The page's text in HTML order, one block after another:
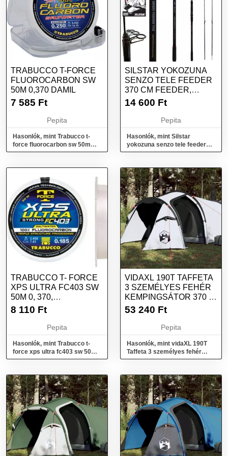
TRABUCCO T-FORCE
FLUOROCARBON SW
50M 0,370 DAMIL
7 585 Ft
Pepita
Hasonlók, mint Trabucco t-
force fluorocarbon sw 50m
0,370 damil
SILSTAR YOKOZUNA
SENZO TELE FEEDER
370 CM FEEDER,
PICKER HORGÁSZBOT
14 600 Ft
Pepita
Hasonlók, mint Silstar
yokozuna senzo tele feeder
370 cm feeder, picker
TRABUCCO T- FORCE
XPS ULTRA FC403 SW
50M 0, 370,
FLUROCARBON
8 110 Ft
Pepita
Hasonlók, mint Trabucco t-
force xps ultra fc403 sw 50m
0, 370, flurocarbon elők...
VIDAXL 190T TAFFETA
3 SZEMÉLYES FEHÉR
KEMPINGSÁTOR 370 X
185 X 116 CM
53 240 Ft
Pepita
Hasonlók, mint vidaXL 190T
Taffeta 3 személyes fehér
kempingsátor 370 x 185 x 116